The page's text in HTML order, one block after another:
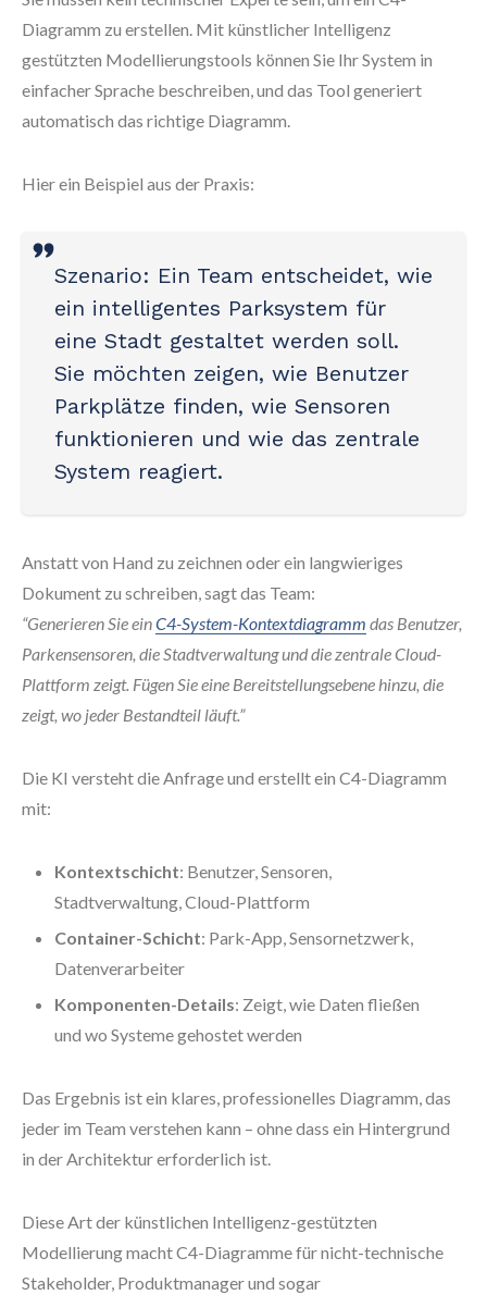
Diagramm zu erstellen. Mit künstlicher Intelligenz
gestützten Modellierungstools können Sie Ihr System in
einfacher Sprache beschreiben, und das Tool generiert
automatisch das richtige Diagramm.
Hier ein Beispiel aus der Praxis:
Szenario: Ein Team entscheidet, wie
ein intelligentes Parksystem für
eine Stadt gestaltet werden soll.
Sie möchten zeigen, wie Benutzer
Parkplätze finden, wie Sensoren
funktionieren und wie das zentrale
System reagiert.
Anstatt von Hand zu zeichnen oder ein langwieriges
Dokument zu schreiben, sagt das Team:
“Generieren Sie einC4-System-Kontextdiagramm das Benutzer,
Parkensensoren, die Stadtverwaltung und die zentrale Cloud-
Plattform zeigt. Fügen Sie eine Bereitstellungsebene hinzu, die
zeigt, wo jeder Bestandteil läuft.”
Die KI versteht die Anfrage und erstellt ein C4-Diagramm
mit:
Kontextschicht: Benutzer, Sensoren,
Stadtverwaltung, Cloud-Plattform
Container-Schicht: Park-App, Sensornetzwerk,
Datenverarbeiter
Komponenten-Details: Zeigt, wie Daten fließen
und wo Systeme gehostet werden
Das Ergebnis ist ein klares, professionelles Diagramm, das
jeder im Team verstehen kann – ohne dass ein Hintergrund
in der Architektur erforderlich ist.
Diese Art der künstlichen Intelligenz-gestützten
Modellierung macht C4-Diagramme für nicht-technische
Stakeholder, Produktmanager und sogar